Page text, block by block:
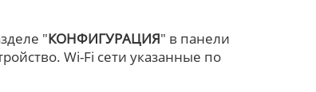
"КОНФИГУРАЦИЯ" в панели
Wi-Fi сети указанные по